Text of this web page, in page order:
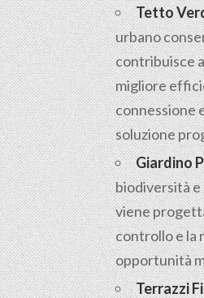
Tetto
urbano
contribuisce
migliore
connessione
soluzione
Giardino
biodiversità
viene
controllo e la
opportunità
Terrazzi